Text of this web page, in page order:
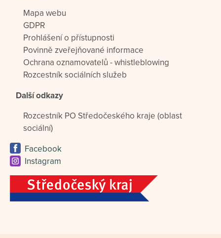
Mapa webu
GDPR
Prohlášení o přístupnosti
Povinně zveřejňované informace
Ochrana oznamovatelů - whistleblowing
Rozcestník sociálních služeb
Další odkazy
Rozcestník PO Středočeského kraje (oblast
sociální)
Facebook
Instagram